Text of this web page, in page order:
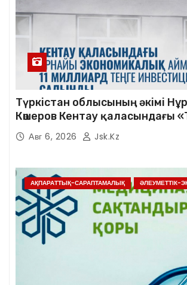
Түркістан облысының әкімі
Көшеров Кентау қаласындағы
SHENHUA» зауытының
танысты
Авг 6, 2026 Jsk.kz
АҚПАРАТТЫҚ-САРАПТАМАЛЫҚ ӘЛЕУМЕТТІК-